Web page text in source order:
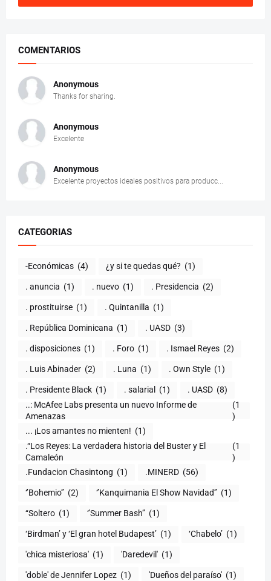
COMENTARIOS
Anonymous
Thanks for sharing.
Anonymous
Excelente
Anonymous
Excelente proyectos ideales positivos para producc...
CATEGORIAS
-Económicas (4) ¿y si te quedas qué? (1)
. anuncia (1) . nuevo (1) . Presidencia (2)
. prostituirse (1) . Quintanilla (1)
. República Dominicana (1) . UASD (3)
. disposiciones (1) . Foro (1) . Ismael Reyes (2)
. Luis Abinader (2) . Luna (1) . Own Style (1)
. Presidente Black (1) . salarial (1) . UASD (8)
..: McAfee Labs presenta un nuevo Informe de
(1
)
... ¡Los amantes no mienten! (1)
.“Los Reyes: La verdadera historia del Buster y El
Camaleón
(1
)
.Fundacion Chasintong (1) .MINERD (56)
‘’Bohemio’’ (2) ‘’Kanquimania El Show Navidad’’ (1)
‘‘Soltero (1) ‘’Summer Bash’’ (1)
‘Birdman’ y ‘El gran hotel Budapest’ (1) ‘Chabelo’ (1)
'chica misteriosa' (1) 'Daredevil' (1)
'doble' de Jennifer Lopez (1) 'Dueños del paraíso' (1)